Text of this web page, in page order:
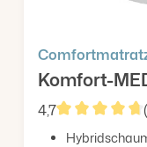
Komfort-
4,7